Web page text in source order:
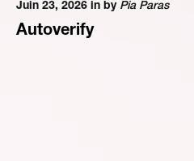
Juin 23, 2026 in by Pia Paras
Autoverify